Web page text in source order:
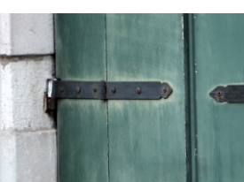
https://bezirzt.de/alprazolam-kaufen-
https://bezirzt.de/cialis-kaufen-
https://bezirzt.de/clomifen-kaufen-
https://bezirzt.de/diazepam-kaufen-
https://bezirzt.de/potenzmittel-kaufen-
https://bezirzt.de/ritalin-kaufen-
https://bezirzt.de/viagra-kaufen-